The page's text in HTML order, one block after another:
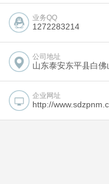
业务QQ
1272283214
公司地址
山东泰安东平县白佛
企业网址
http://